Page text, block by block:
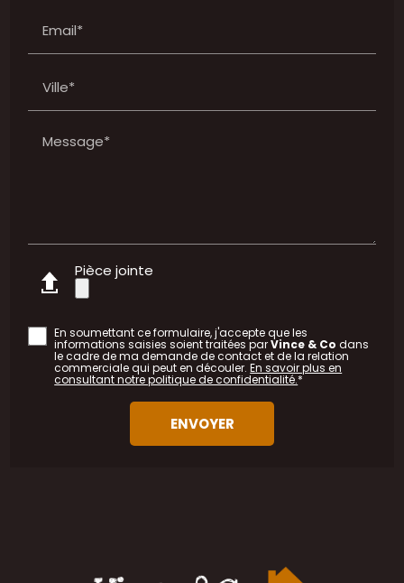
Email*
Ville*
Message*
Pièce jointe
En soumettant ce formulaire, j'accepte que les
informations saisies soient traitées parVince & Co dans
le cadre de ma demande de contact et de la relation
commerciale qui peut en découler.En savoir plus en
consultant notre politique de confidentialité.*